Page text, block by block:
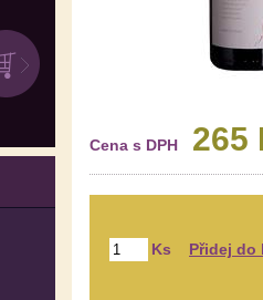
Cena s DPH 265
Ks